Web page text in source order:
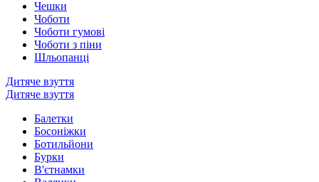
Чешки
Чоботи
Чоботи гумові
Чоботи з піни
Шльопанці
Дитяче взуття
Дитяче взуття
Балетки
Босоніжки
Ботильйони
Бурки
В'єтнамки